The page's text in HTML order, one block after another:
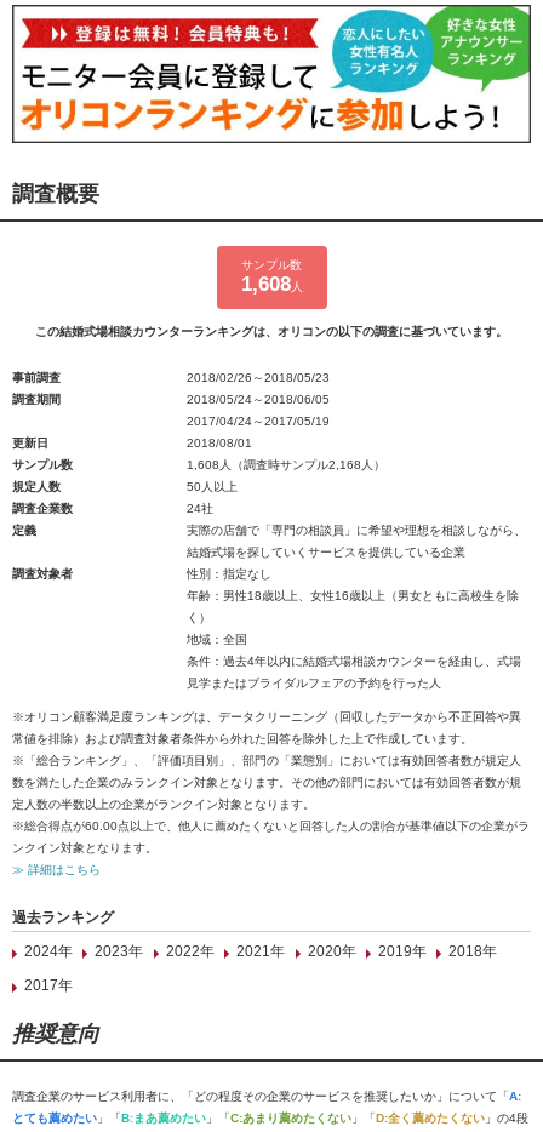
調査概要
サンプル数
1,608人
この結婚式場相談カウンターランキングは、オリコンの以下の調査に基づいています。
事前調査
2018/02/26～2018/05/23
調査期間
2018/05/24～2018/06/05
2017/04/24～2017/05/19
更新日
2018/08/01
サンプル数
1,608人（調査時サンプル2,168人）
規定人数
50人以上
調査企業数
24社
定義
実際の店舗で「専門の相談員」に希望や理想を相談しながら、
結婚式場を探していくサービスを提供している企業
調査対象者
性別：指定なし
年齢：男性18歳以上、女性16歳以上（男女ともに高校生を除
く）
地域：全国
条件：過去4年以内に結婚式場相談カウンターを経由し、式場
見学またはブライダルフェアの予約を行った人
※オリコン顧客満足度ランキングは、データクリーニング（回収したデータから不正回答や異
常値を排除）および調査対象者条件から外れた回答を除外した上で作成しています。
※「総合ランキング」、「評価項目別」、部門の「業態別」においては有効回答者数が規定人
数を満たした企業のみランクイン対象となります。その他の部門においては有効回答者数が規
定人数の半数以上の企業がランクイン対象となります。
※総合得点が60.00点以上で、他人に薦めたくないと回答した人の割合が基準値以下の企業がラ
ンクイン対象となります。
≫ 詳細はこちら
過去ランキング
2024年
2023年 2022年 2021年 2020年 2019年
2018年
2017年
推奨意向
調査企業のサービス利用者に、「どの程度その企業のサービスを推奨したいか」について「A:
とても薦めたい 」「B:まあ薦めたい 」「C:あまり薦めたくない 」「D:全く薦めたくない 」の4段